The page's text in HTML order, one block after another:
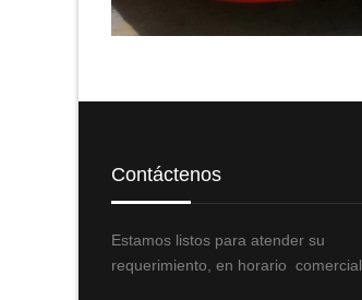
Contáctenos
Estamos listos para atender su
requerimiento, en horario comercial.